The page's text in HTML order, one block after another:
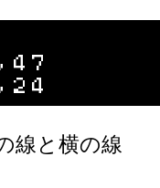
線と横の線